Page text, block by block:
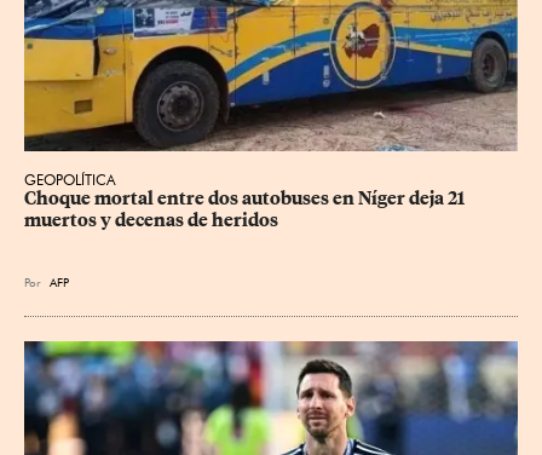
GEOPOLÍTICA
Choque mortal entre dos autobuses en Níger deja 21
muertos y decenas de heridos
Por AFP